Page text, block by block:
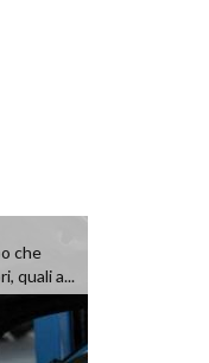
che
quali a...